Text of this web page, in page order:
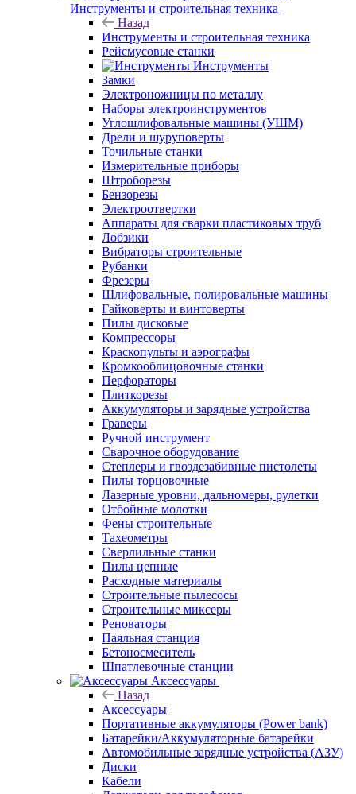
Инструменты и строительная техника
Назад
Инструменты и строительная техника
Рейсмусовые станки
Инструменты
Замки
Электроножницы по металлу
Наборы электроинструментов
Углошлифовальные машины (УШМ)
Дрели и шуруповерты
Точильные станки
Измерительные приборы
Штроборезы
Бензорезы
Электроотвертки
Аппараты для сварки пластиковых труб
Лобзики
Вибраторы строительные
Рубанки
Фрезеры
Шлифовальные, полировальные машины
Гайковерты и винтоверты
Пилы дисковые
Компрессоры
Краскопульты и аэрографы
Кромкооблицовочные станки
Перфораторы
Плиткорезы
Аккумуляторы и зарядные устройства
Граверы
Ручной инструмент
Сварочное оборудование
Степлеры и гвоздезабивные пистолеты
Пилы торцовочные
Лазерные уровни, дальномеры, рулетки
Отбойные молотки
Фены строительные
Тахеометры
Сверлильные станки
Пилы цепные
Расходные материалы
Строительные пылесосы
Строительные миксеры
Реноваторы
Паяльная станция
Бетоносмеситель
Шпатлевочные станции
Аксессуары
Назад
Аксессуары
Портативные аккумуляторы (Power bank)
Батарейки/Аккумуляторные батарейки
Автомобильные зарядные устройства (АЗУ)
Диски
Кабели